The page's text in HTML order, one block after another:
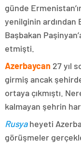
günde
yenilginin ardından
Başbakan
etmişti.
Azerbaycan 27 yıl
girmiş ancak
ortaya çıkmıştı.
kalmayan şehrin
Rusyaheyeti
görüşmeler